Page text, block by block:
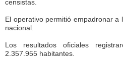
censistas.
El operativo permitió empadronar
nacional.
Los resultados oficiales
2.357.955 habitantes.